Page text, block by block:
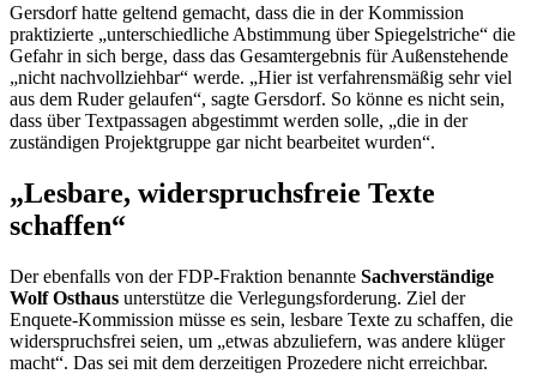
Gersdorf hatte geltend gemacht, dass die in der Kommission
praktizierte „unterschiedliche Abstimmung über Spiegelstriche“ die
Gefahr in sich berge, dass das Gesamtergebnis für Außenstehende
„nicht nachvollziehbar“ werde. „Hier ist verfahrensmäßig sehr viel
aus dem Ruder gelaufen“, sagte Gersdorf. So könne es nicht sein,
dass über Textpassagen abgestimmt werden solle, „die in der
zuständigen Projektgruppe gar nicht bearbeitet wurden“.
„Lesbare, widerspruchsfreie Texte
schaffen“
Der ebenfalls von der FDP-Fraktion benannte Sachverständige
Wolf Osthaus unterstütze die Verlegungsforderung. Ziel der
Enquete-Kommission müsse es sein, lesbare Texte zu schaffen, die
widerspruchsfrei seien, um „etwas abzuliefern, was andere klüger
macht“. Das sei mit dem derzeitigen Prozedere nicht erreichbar.